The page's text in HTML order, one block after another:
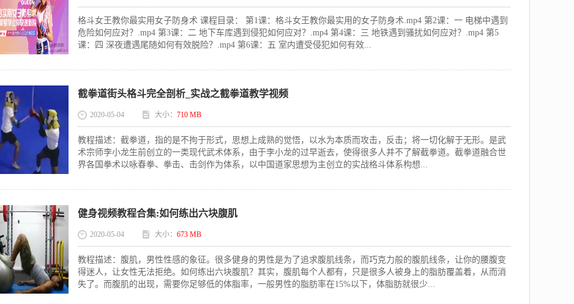
格斗女王教你最实用女子防身术 课程目录： 第1课：格斗女王教你最实用的女子防身术.mp4 第2课：一 电梯中遇到
危险如何应对？.mp4 第3课：二 地下车库遇到侵犯如何应对？.mp4 第4课：三 地铁遇到骚扰如何应对？.mp4 第5
课：四 深夜遭遇尾随如何有效脱险？.mp4 第6课：五 室内遭受侵犯如何有效...
截拳道街头格斗完全剖析_实战之截拳道教学视频
2020-05-04 大小： 710 MB
教程描述：截拳道，指的是不拘于形式，思想上成熟的觉悟，以水为本质而攻击，反击；将一切化解于无形。是武
术宗师李小龙生前创立的一类现代武术体系，由于李小龙的过早逝去，使得很多人并不了解截拳道。截拳道融合世
界各国拳术以咏春拳、拳击、击剑作为体系，以中国道家思想为主创立的实战格斗体系构想...
健身视频教程合集:如何练出六块腹肌
2020-05-04 大小： 673 MB
教程描述：腹肌，男性性感的象征。很多健身的男性是为了追求腹肌线条，而巧克力般的腹肌线条，让你的腰腹变
得迷人，让女性无法拒绝。如何练出六块腹肌？其实，腹肌每个人都有，只是很多人被身上的脂肪覆盖着，从而消
失了。而腹肌的出现，需要你足够低的体脂率，一般男性的脂肪率在15%以下，体脂肪就很少...